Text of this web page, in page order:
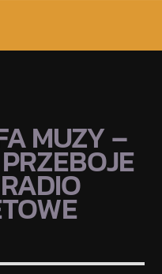
MUZY –